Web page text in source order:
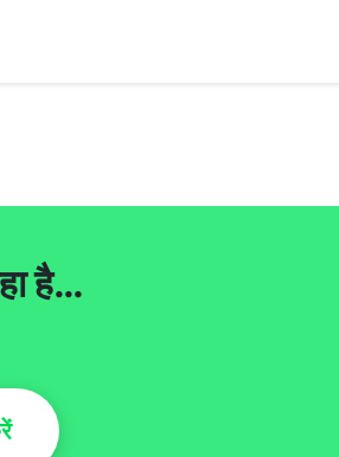
है…